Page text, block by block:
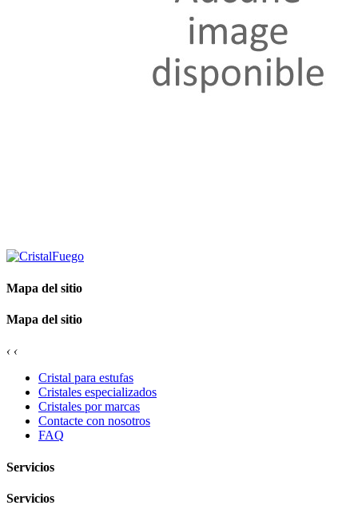
Mapa del sitio
Mapa del sitio
‹ ‹
Cristal para estufas
Cristales especializados
Cristales por marcas
Contacte con nosotros
FAQ
Servicios
Servicios